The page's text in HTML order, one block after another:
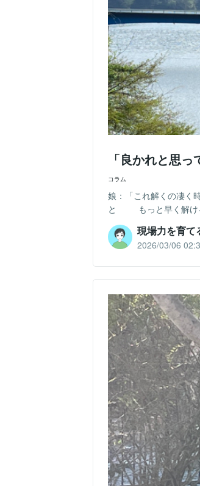
「良かれと思
コラム
娘：「これ解くの凄く
と もっと早く解け
現場力を育
2026/03/06